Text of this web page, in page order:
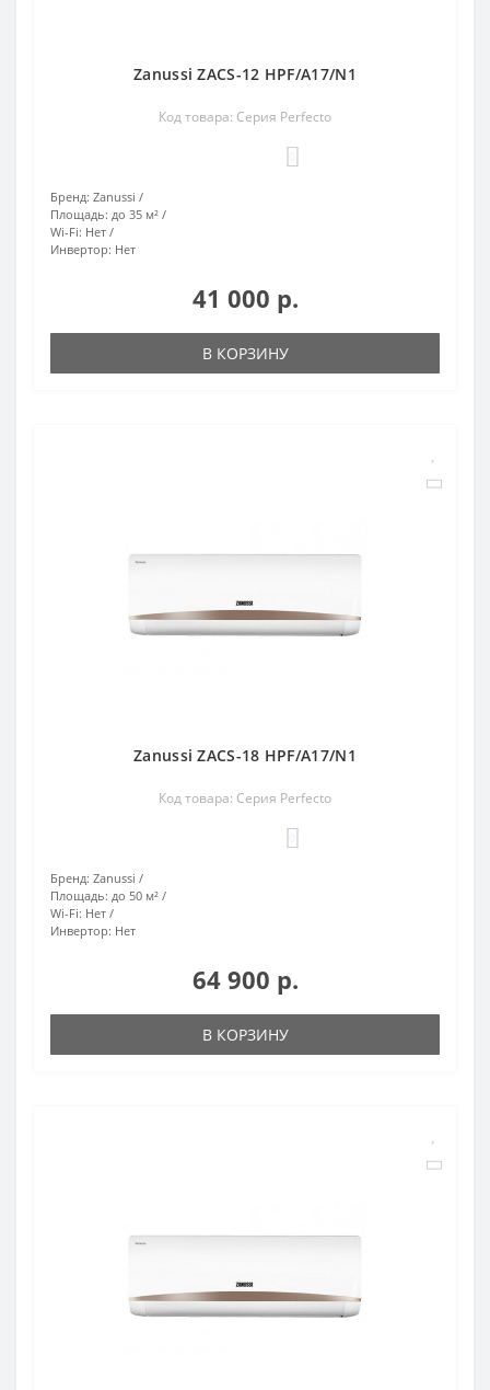
Zanussi ZACS-12 HPF/A17/N1
Код товара: Серия Perfecto
Бренд: Zanussi
Площадь: до 35 м²
Wi-Fi: Нет
Инвертор: Нет
41 000 р.
В КОРЗИНУ
Zanussi ZACS-18 HPF/A17/N1
Код товара: Серия Perfecto
Бренд: Zanussi
Площадь: до 50 м²
Wi-Fi: Нет
Инвертор: Нет
64 900 р.
В КОРЗИНУ